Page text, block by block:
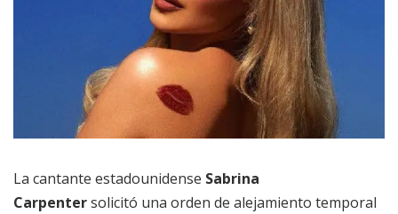
La cantante estadounidense Sabrina
Carpentersolicitó una orden de alejamiento temporal